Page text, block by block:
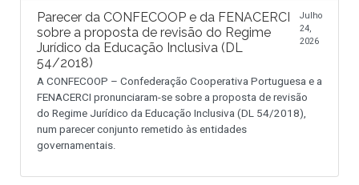
Parecer da CONFECOOP e da FENACERCI
sobre a proposta de revisão do Regime
Jurídico da Educação Inclusiva (DL
54/2018)
Julho
24,
2026
A CONFECOOP – Confederação Cooperativa Portuguesa e a
FENACERCI pronunciaram-se sobre a proposta de revisão
do Regime Jurídico da Educação Inclusiva (DL 54/2018),
num parecer conjunto remetido às entidades
governamentais.